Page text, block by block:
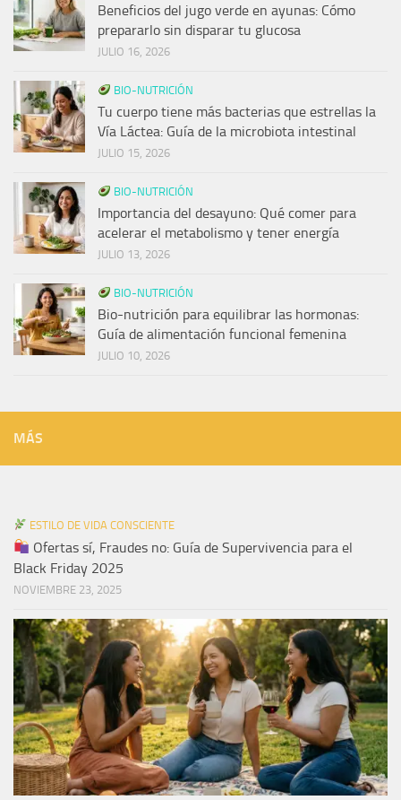
Beneficios del jugo verde en ayunas: Cómo
prepararlo sin disparar tu glucosa
JULIO 16, 2026
BIO-NUTRICIÓN
Tu cuerpo tiene más bacterias que estrellas la
Vía Láctea: Guía de la microbiota intestinal
JULIO 15, 2026
BIO-NUTRICIÓN
Importancia del desayuno: Qué comer para
acelerar el metabolismo y tener energía
JULIO 13, 2026
BIO-NUTRICIÓN
Bio-nutrición para equilibrar las hormonas:
Guía de alimentación funcional femenina
JULIO 10, 2026
MÁS
ESTILO DE VIDA CONSCIENTE
Ofertas sí, Fraudes no: Guía de Supervivencia para el
Black Friday 2025
NOVIEMBRE 23, 2025